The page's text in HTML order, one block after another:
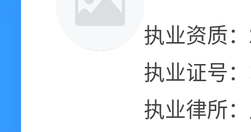
执业资质：
执业证号：
执业律所：